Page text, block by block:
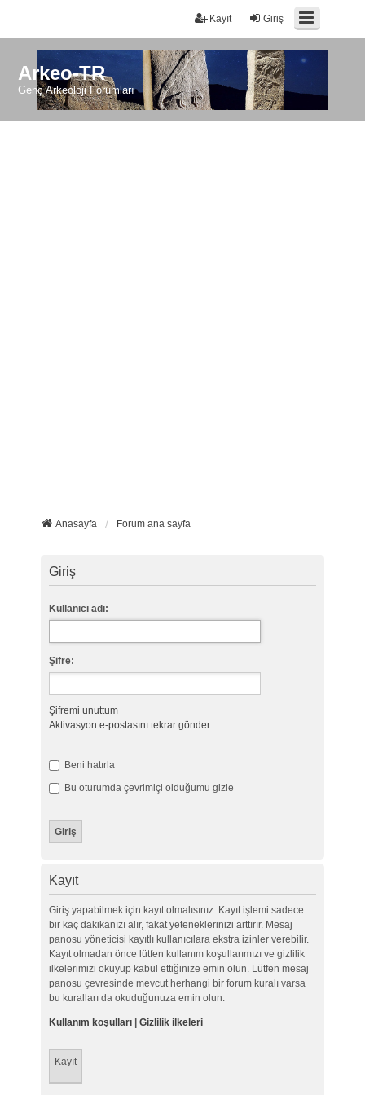
Giriş
Kayıt
Arkeo-TR
Genç Arkeoloji Forumları
Anasayfa Forum ana sayfa
Giriş
Kullanıcı adı:
Şifre:
Şifremi unuttum
Aktivasyon e-postasını tekrar gönder
Beni hatırla
Bu oturumda çevrimiçi olduğumu gizle
Kayıt
Giriş yapabilmek için kayıt olmalısınız. Kayıt işlemi sadece
bir kaç dakikanızı alır, fakat yeteneklerinizi arttırır. Mesaj
panosu yöneticisi kayıtlı kullanıcılara ekstra izinler verebilir.
Kayıt olmadan önce lütfen kullanım koşullarımızı ve gizlilik
ilkelerimizi okuyup kabul ettiğinize emin olun. Lütfen mesaj
panosu çevresinde mevcut herhangi bir forum kuralı varsa
bu kuralları da okuduğunuza emin olun.
Kullanım koşulları| Gizlilik ilkeleri
Kayıt